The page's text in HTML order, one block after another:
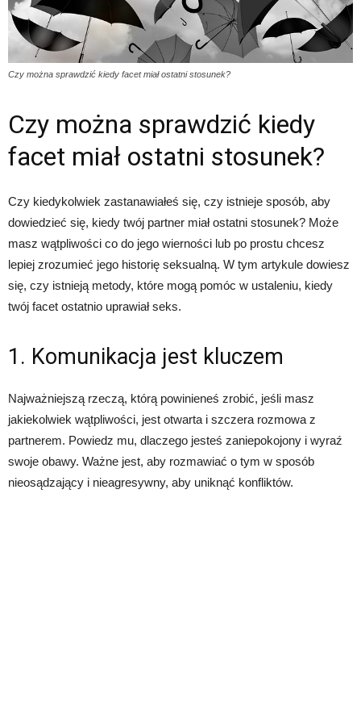
Czy można sprawdzić kiedy facet miał ostatni stosunek?
Czy można sprawdzić kiedy
facet miał ostatni stosunek?
Czy kiedykolwiek zastanawiałeś się, czy istnieje sposób, aby
dowiedzieć się, kiedy twój partner miał ostatni stosunek? Może
masz wątpliwości co do jego wierności lub po prostu chcesz
lepiej zrozumieć jego historię seksualną. W tym artykule dowiesz
się, czy istnieją metody, które mogą pomóc w ustaleniu, kiedy
twój facet ostatnio uprawiał seks.
1. Komunikacja jest kluczem
Najważniejszą rzeczą, którą powinieneś zrobić, jeśli masz
jakiekolwiek wątpliwości, jest otwarta i szczera rozmowa z
partnerem. Powiedz mu, dlaczego jesteś zaniepokojony i wyraź
swoje obawy. Ważne jest, aby rozmawiać o tym w sposób
nieosądzający i nieagresywny, aby uniknąć konfliktów.